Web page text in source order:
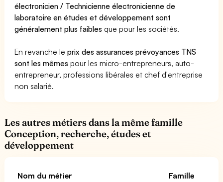
électronicien / Technicienne électronicienne de
laboratoire en études et développement sont
généralement plus faibles que pour les sociétés.
En revanche leprix des assurances prévoyances TNS
sont les mêmes pour les micro-entrepreneurs, auto-
entrepreneur, professions libérales et chef d'entreprise
non salarié.
Les autres métiers dans la même famille
Conception, recherche, études et
développement
Nom du métier Famille